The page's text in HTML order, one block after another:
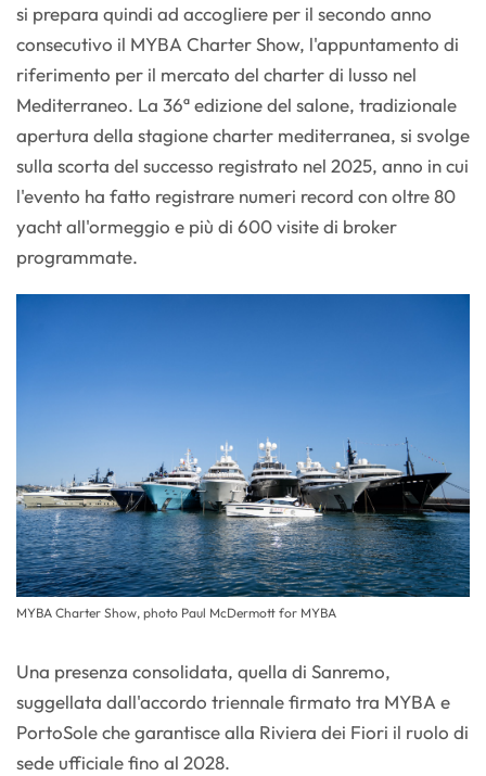
si prepara quindi ad accogliere per il secondo anno
consecutivo il MYBA Charter Show, l'appuntamento di
riferimento per il mercato del charter di lusso nel
Mediterraneo. La 36ª edizione del salone, tradizionale
apertura della stagione charter mediterranea, si svolge
sulla scorta del successo registrato nel 2025, anno in cui
l'evento ha fatto registrare numeri record con oltre 80
yacht all'ormeggio e più di 600 visite di broker
programmate.
MYBA Charter Show, photo Paul McDermott for MYBA
Una presenza consolidata, quella di Sanremo,
suggellata dall'accordo triennale firmato tra MYBA e
PortoSole che garantisce alla Riviera dei Fiori il ruolo di
sede ufficiale fino al 2028.